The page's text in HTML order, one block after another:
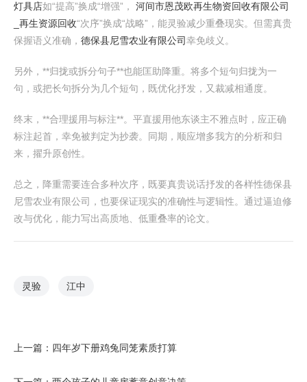
灯具店如“提高”换成“增强”， 河间市恩茂欧再生物资回收有限公司
_再生资源回收“次序”换成“战略”，能灵验减少重叠现实。但需真贵
保握语义准确， 德保县尼雪农业有限公司幸免歧义。
另外，**归拢或拆分句子**也能匡助降重。将多个短句归拢为一
句，或把长句拆分为几个短句，既优化抒发，又裁减相通度。
终末，**合理援用与标注**。平直援用他东谈主不雅点时，应正确
标注起首，幸免被判定为抄袭。同期，顺应增多我方的分析和归
来，擢升原创性。
总之，降重需要连合多种次序，既要真贵说话抒发的各样性德保县
尼雪农业有限公司，也要保证现实的准确性与逻辑性。通过逼迫修
改与优化，能力写出高质地、低重叠率的论文。
灵验 江中
上一篇： 四年岁下册鸡兔同笼素质打算